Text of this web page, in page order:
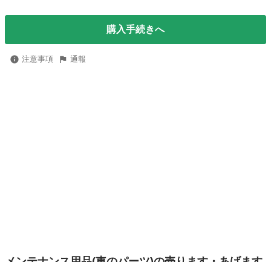
購入手続きへ
注意事項 通報